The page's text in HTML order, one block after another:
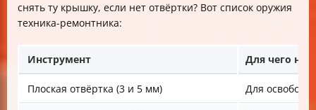
снять ту крышку, если нет отвёртки? Вот список оружия
техника-ремонтника:
Инструмент Для чего
Плоская отвёртка (3 и 5 мм) Для